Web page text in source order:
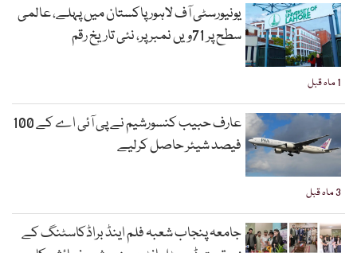
1 ماہ قبل
یونیورسٹی آف لاہور پاکستان میں پہلے، عالمی
سطح پر 71ویں نمبر پر، نئی تاریخ رقم
3 ماہ قبل
عارف حبیب کنسورشیم نے پی آئی اے کے 100
فیصد شیئر حاصل کرلیے
جامعہ پنجاب شعبہ فلم اینڈ براڈکاسٹنگ کے